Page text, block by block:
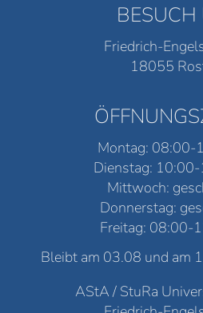
BESUCH
Friedrich-
18055
Montag: 08:00-
Dienstag:
Mittwoch:
Donnerstag:
Freitag: 08:00-
Bleibt am 03.08 und am
AStA / StuRa